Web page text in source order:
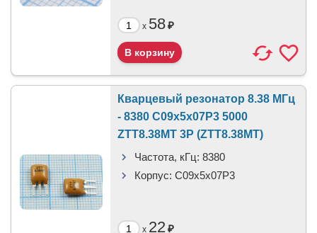
x 58₽
Кварцевый резонатор 8.38 МГц
- 8380 C09x5x07P3 5000
ZTT8.38MT 3P (ZTT8.38MT)
Частота, кГц: 8380
Корпус: C09x5x07P3
x 22₽